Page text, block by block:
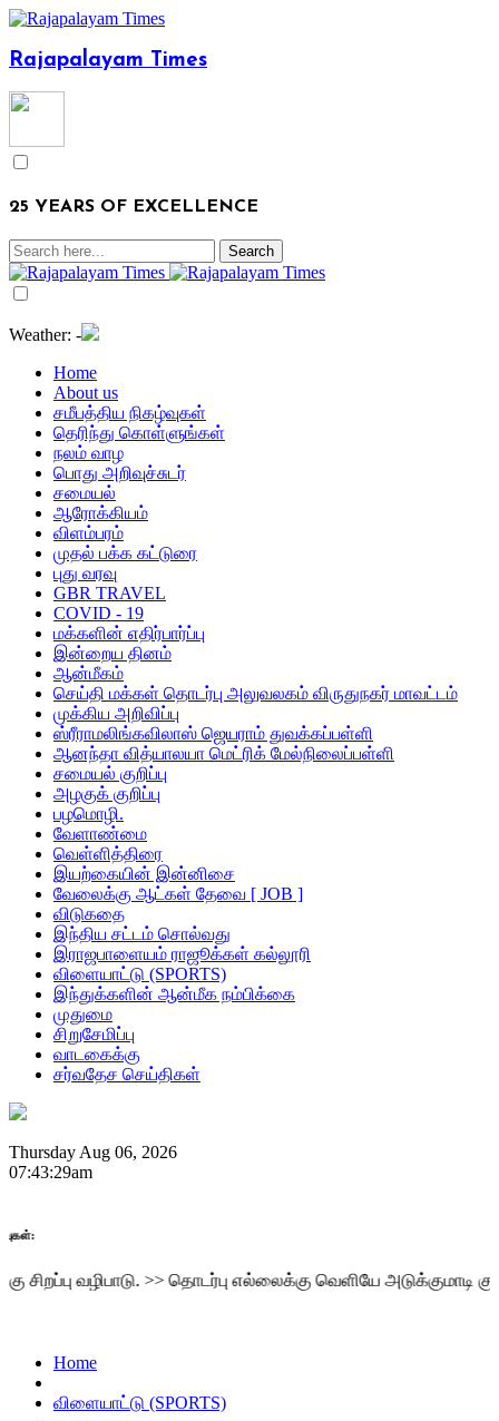
Rajapalayam Times
25 YEARS OF EXCELLENCE
Weather: -
Home
About us
சமீபத்திய நிகழ்வுகள்
தெரிந்து கொள்ளுங்கள்
நலம் வாழ
பொது அறிவுச்சுடர்
சமையல்
ஆரோக்கியம்
விளம்பரம்
முதல் பக்க கட்டுரை
புது வரவு
GBR TRAVEL
COVID - 19
மக்களின் எதிர்பார்ப்பு
இன்றைய தினம்
ஆன்மீகம்
செய்தி மக்கள் தொடர்பு அலுவலகம் விருதுநகர் மாவட்டம்
முக்கிய அறிவிப்பு
ஸ்ரீராமலிங்கவிலாஸ் ஜெயராம் துவக்கப்பள்ளி
ஆனந்தா வித்யாலயா மெட்ரிக் மேல்நிலைப்பள்ளி
சமையல் குறிப்பு
அழகுக் குறிப்பு
பழமொழி.
வேளாண்மை
வெள்ளித்திரை
இயற்கையின் இன்னிசை
வேலைக்கு ஆட்கள் தேவை [ JOB ]
விடுகதை
இந்திய சட்டம் சொல்வது
இராஜபாளையம் ராஜூக்கள் கல்லூரி
விளையாட்டு (SPORTS)
இந்துக்களின் ஆன்மீக நம்பிக்கை
முதுமை
சிறுசேமிப்பு
வாடகைக்கு
சர்வதேச செய்திகள்
Thursday Aug 06, 2026
07:43:29am
வழிபாடு.>> தொடர்பு எல்லைக்கு வெளியே அடுக்குமாடி
Home
விளையாட்டு (SPORTS)